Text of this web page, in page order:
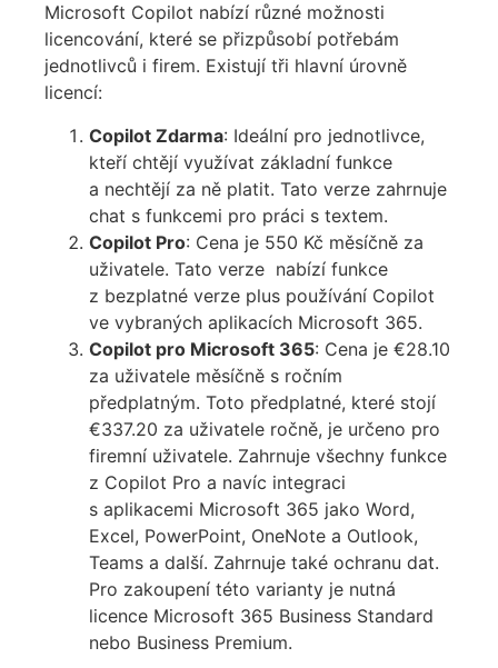
Microsoft Copilot nabízí různé možnosti
licencování, které se přizpůsobí potřebám
jednotlivců i firem. Existují tři hlavní úrovně
licencí:
Copilot Zdarma: Ideální pro jednotlivce,
kteří chtějí využívat základní funkce
a nechtějí za ně platit. Tato verze zahrnuje
chat s funkcemi pro práci s textem.
Copilot Pro: Cena je 550 Kč měsíčně za
uživatele. Tato verze nabízí funkce
z bezplatné verze plus používání Copilot
ve vybraných aplikacích Microsoft 365.
Copilot pro Microsoft 365: Cena je €28.10
za uživatele měsíčně s ročním
předplatným. Toto předplatné, které stojí
€337.20 za uživatele ročně, je určeno pro
firemní uživatele. Zahrnuje všechny funkce
z Copilot Pro a navíc integraci
s aplikacemi Microsoft 365 jako Word,
Excel, PowerPoint, OneNote a Outlook,
Teams a další. Zahrnuje také ochranu dat.
Pro zakoupení této varianty je nutná
licence Microsoft 365 Business Standard
nebo Business Premium.